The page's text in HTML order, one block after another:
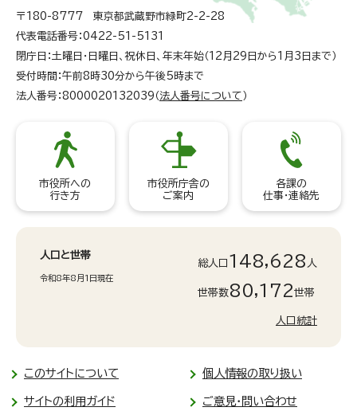
〒180-8777 東京都武蔵野市緑町2-2-28
代表電話番号：0422-51-5131
閉庁日：土曜日・日曜日、祝休日、年末年始（12月29日から1月3日まで）
受付時間：午前8時30分から午後5時まで
法人番号：8000020132039（ 法人番号について ）
市役所への
行き方
市役所庁舎の
ご案内
各課の
仕事・連絡先
人口と世帯
令和8年8月1日現在
総人口 148,628 人
世帯数80,172世帯
人口統計
このサイトについて 個人情報の取り扱い
サイトの利用ガイド ご意見・問い合わせ